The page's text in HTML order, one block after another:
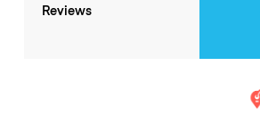
Reviews